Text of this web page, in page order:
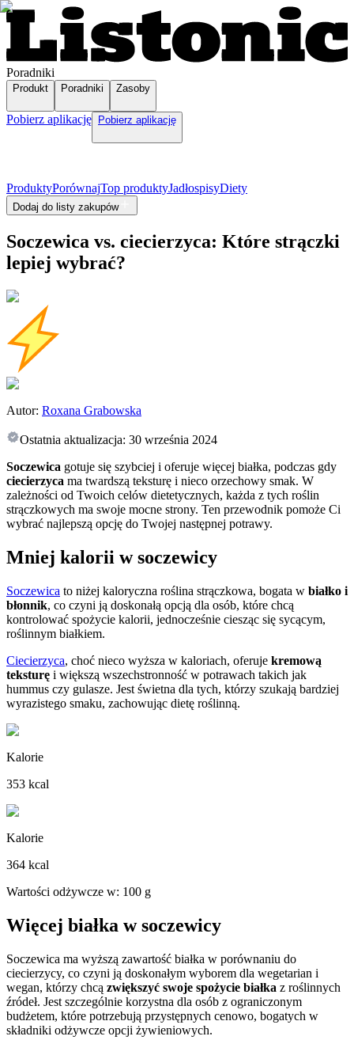
Poradniki
Produkt Poradniki Zasoby
Pobierz aplikację Pobierz aplikację
ProduktyPorównajTop produktyJadłospisyDiety
Dodaj do listy zakupów
Soczewica vs. ciecierzyca: Które strączki
lepiej wybrać?
Autor: Roxana Grabowska
Ostatnia aktualizacja: 30 września 2024
Soczewica gotuje się szybciej i oferuje więcej białka, podczas gdy
ciecierzyca ma twardszą teksturę i nieco orzechowy smak. W
zależności od Twoich celów dietetycznych, każda z tych roślin
strączkowych ma swoje mocne strony. Ten przewodnik pomoże Ci
wybrać najlepszą opcję do Twojej następnej potrawy.
Mniej kalorii w soczewicy
Soczewica to niżej kaloryczna roślina strączkowa, bogata w białko i
błonnik, co czyni ją doskonałą opcją dla osób, które chcą
kontrolować spożycie kalorii, jednocześnie ciesząc się sycącym,
roślinnym białkiem.
Ciecierzyca, choć nieco wyższa w kaloriach, oferuje kremową
teksturę i większą wszechstronność w potrawach takich jak
hummus czy gulasze. Jest świetna dla tych, którzy szukają bardziej
wyrazistego smaku, zachowując dietę roślinną.
Kalorie
353 kcal
Kalorie
364 kcal
Wartości odżywcze w: 100 g
Więcej białka w soczewicy
Soczewica ma wyższą zawartość białka w porównaniu do
ciecierzycy, co czyni ją doskonałym wyborem dla wegetarian i
wegan, którzy chcą zwiększyć swoje spożycie białka z roślinnych
źródeł. Jest szczególnie korzystna dla osób z ograniczonym
budżetem, które potrzebują przystępnych cenowo, bogatych w
składniki odżywcze opcji żywieniowych.